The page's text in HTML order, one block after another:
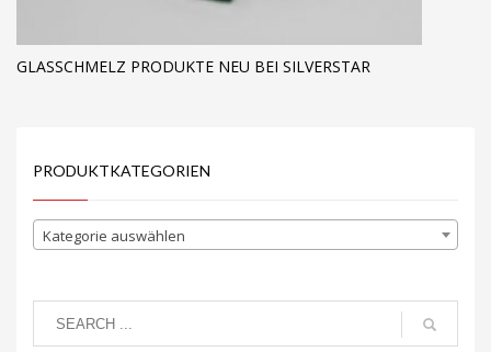
GLASSCHMELZ PRODUKTE NEU BEI SILVERSTAR
PRODUKTKATEGORIEN
Kategorie auswählen